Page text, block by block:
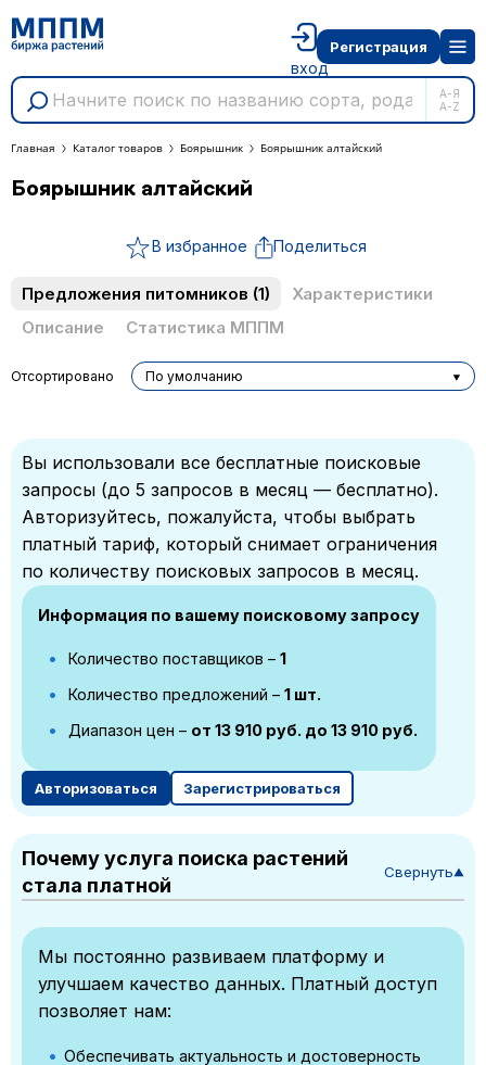
А-Я
A-Z
вход
Регистрация
Главная Каталог товаров Боярышник Боярышник алтайский
Боярышник алтайский
В избранное Поделиться
Предложения питомников (1)
Характеристики
Описание
Статистика МППМ
Отсортировано По умолчанию
Вы использовали все бесплатные поисковые
запросы (до 5 запросов в месяц — бесплатно).
Авторизуйтесь, пожалуйста, чтобы выбрать
платный тариф, который снимает ограничения
по количеству поисковых запросов в месяц.
Информация по вашему поисковому запросу
Количество поставщиков – 1
Количество предложений – 1 шт.
Диапазон цен – от 13 910 руб. до 13 910 руб.
Авторизоваться Зарегистрироваться
Почему услуга поиска растений
стала платной
Свернуть▼
Мы постоянно развиваем платформу и
улучшаем качество данных. Платный доступ
позволяет нам:
Обеспечивать актуальность и достоверность